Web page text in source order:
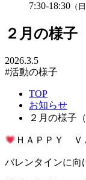
7:30-18:30 （
２月の様子
2026.3.5
#活動の様子
TOP
お知らせ
２月の様子
ＨＡＰＰＹ Ｖ
バレンタインに向